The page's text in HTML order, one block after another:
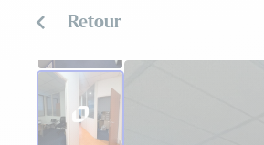
Retour